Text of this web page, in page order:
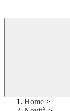
Home >